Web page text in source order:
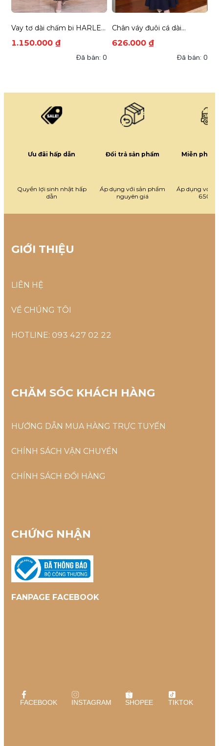
Vay tơ dài chấm bi HARLEY
màu ĐEN
1.150.000 ₫
Đã bán: 0
Chân váy đuôi cá dài
ASHLEY màu XANH NAVY
626.000 ₫
Đã bán: 0
Ưu đãi hấp dẫn
Quyền lợi sinh nhật hấp
dẫn
Đổi trả sản phẩm
Áp dụng với sản phẩm
nguyên giá
Miễn phí
Áp dụng với
CHỨNG NHẬN
CHĂM SÓC KHÁCH HÀNG
FANPAGE FACEBOOK
GIỚI THIỆU
HƯỚNG DẪN MUA HÀNG TRỰC TUYẾN
CHÍNH SÁCH VẬN CHUYỂN
CHÍNH SÁCH ĐỔI HÀNG
LIÊN HỆ
VỀ CHÚNG TÔI
HOTLINE: 093 427 02 22